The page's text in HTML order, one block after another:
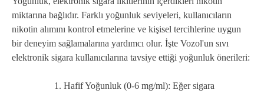
miktarına bağlıdır. Farklı yoğunluk seviyeleri, kullanıcıların
nikotin alımını kontrol etmelerine ve kişisel tercihlerine uygun
bir deneyim sağlamalarına yardımcı olur. İşte Vozol'un sıvı
elektronik sigara kullanıcılarına tavsiye ettiği yoğunluk önerileri:
Hafif Yoğunluk (0-6 mg/ml): Eğer sigara